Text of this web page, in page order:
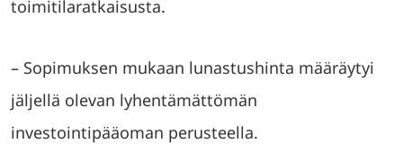
toimitilaratkaisusta.
– Sopimuksen mukaan lunastushinta määräytyi
jäljellä olevan lyhentämättömän
investointipääoman perusteella.